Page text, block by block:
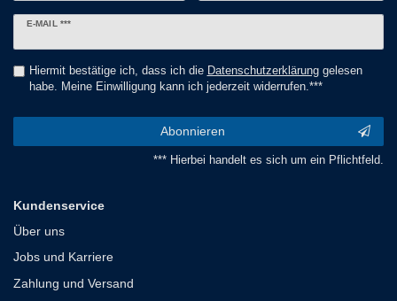
E-MAIL ***
Newsletter
Hiermit bestätige ich, dass ich die Daten­schutz­erklärunggelesen
habe. Meine Einwilligung kann ich jederzeit widerrufen.***
Abonnieren
*** Hierbei handelt es sich um ein Pflichtfeld.
Kundenservice
Über uns
Jobs und Karriere
Zahlung und Versand